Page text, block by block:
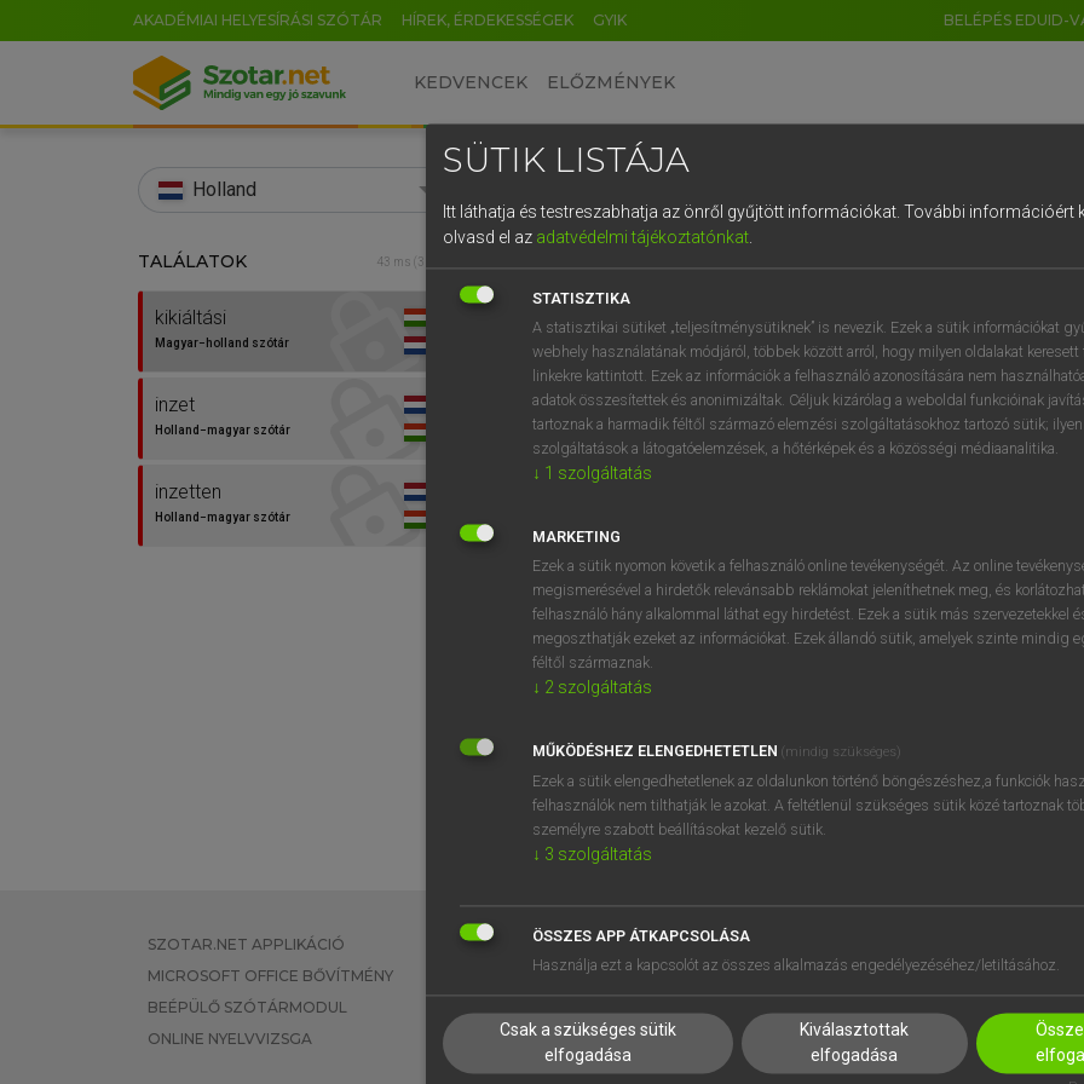
AKADÉMIAI HELYESÍRÁSI SZÓTÁR HÍREK, ÉRDEKESSÉGEK GYIK BELÉPÉS EDUID-
KEDVENCEK ELŐZMÉNYEK
Holland
TALÁLATOK 43 ms (3 db)
kikiáltási
Magyar−holland szótár
inzet
Holland−magyar szótár
inzetten
Holland−magyar szótár
Magyar−holland szótár
VAN ELŐFIZETÉSED?
megtekintéséhez.
BELÉPÉS
próbaverziójának
regisztrálok ésbelépek.
REGISZTRÁCIÓ
SZOTAR.NET APPLIKÁCIÓ
MICROSOFT OFFICE BŐVÍTMÉNY
BEÉPÜLŐ SZÓTÁRMODUL
ONLINE NYELVVIZSGA
EGYÉNI FELHASZNÁLÓKNAK
TANULÓKNAK
VÁLLALATI MEGOLDÁSOK
SÚGÓ
RÓLUNK
SÜTI BEÁLLÍTÁSOK
SÜTIK LISTÁJA
Itt láthatja és testreszabhatja az önről gyűjtött információkat. További információért
olvasd el az adatvédelmi tájékoztatónkat.
STATISZTIKA
A statisztikai sütiket „teljesítménysütiknek” is nevezik. Ezek a sütik információkat
webhely használatának módjáról, többek között arról, hogy milyen oldalakat keresett
linkekre kattintott. Ezek az információk a felhasználó azonosítására nem
adatok összesítettek és anonimizáltak. Céljuk kizárólag a weboldal funkcióinak
tartoznak a harmadik féltől származó elemzési szolgáltatásokhoz tartozó sütik;
szolgáltatások a látogatóelemzések, a hőtérképek és a közösségi médiaanalitika.
↓ 1 szolgáltatás
MARKETING
Ezek a sütik nyomon követik a felhasználó online tevékenységét. Az online
megismerésével a hirdetők relevánsabb reklámokat jeleníthetnek meg, és
felhasználó hány alkalommal láthat egy hirdetést. Ezek a sütik más szervezetekkel
megoszthatják ezeket az információkat. Ezek állandó sütik, amelyek szinte mindig
féltől származnak.
↓ 2 szolgáltatás
MŰKÖDÉSHEZ ELENGEDHETETLEN (mindig szükséges)
Ezek a sütik elengedhetetlenek az oldalunkon történő böngészéshez,a funkciók
felhasználók nem tilthatják le azokat. A feltétlenül szükséges sütik közé tartoznak
személyre szabott beállításokat kezelő sütik.
↓ 3 szolgáltatás
ÖSSZES APP ÁTKAPCSOLÁSA
Használja ezt a kapcsolót az összes alkalmazás engedélyezéséhez/letiltásához.
Csak a szükséges sütik
elfogadása
Kiválasztottak
elfogadása
EN HU DE CN FR ES IT NL
0 1 2 3 4 5 6 7 8 9
q w e r t z u i
a s d f g h j k l é
í y x c v b n m , .